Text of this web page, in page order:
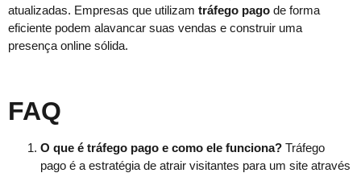
atualizadas. Empresas que utilizam tráfego pago de forma
eficiente podem alavancar suas vendas e construir uma
presença online sólida.
FAQ
O que é tráfego pago e como ele funciona? Tráfego
pago é a estratégia de atrair visitantes para um site através